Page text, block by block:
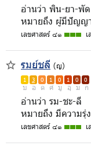
อ่านว่า พิน-ยา-พัด
หมายถึง ผู้มีปัญญ
เลขศาสตร์ ๔๑ เ
รมย์ชลี (ญ)
1 3 0 1 0 1 0 0
บ อ ด ศ มู อุ ม ก
อ่านว่า รม-ชะ-ลี
หมายถึง มีความรุ่
เลขศาสตร์ ๔๑ เ